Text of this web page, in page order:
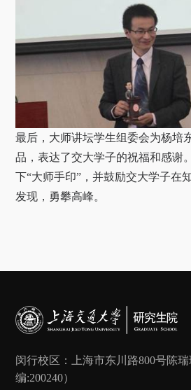
最后，大师讲坛学生组委会为杨培
品，表达了交大学子的祝福和感谢
下“大师手印”，并鼓励交大学子在
发现，勇攀高峰。
闵行校区：上海市东川路800号陈
编:200240）